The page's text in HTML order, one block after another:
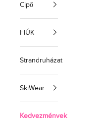
Cipő
FIÚK
Strandruházat
SkiWear
Kedvezmények